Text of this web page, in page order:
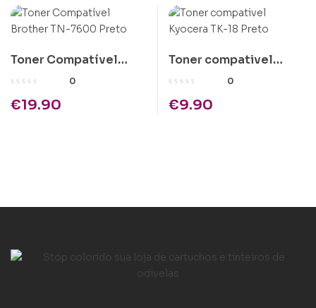
Toner Compatível
Brother TN-7600
0
€19.90
Toner compativel
Kyocera TK-18 Preto
0
€9.90